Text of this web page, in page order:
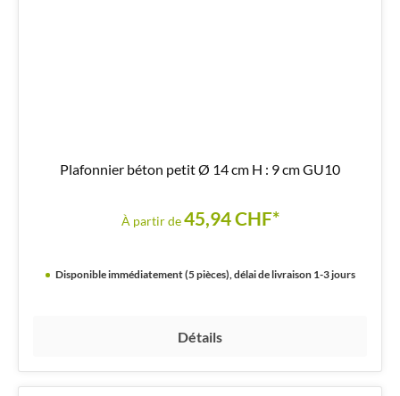
Plafonnier béton petit Ø 14 cm H : 9 cm GU10
À partir de45,94 CHF*
Disponible immédiatement (5 pièces), délai de livraison 1-3 jours
Détails